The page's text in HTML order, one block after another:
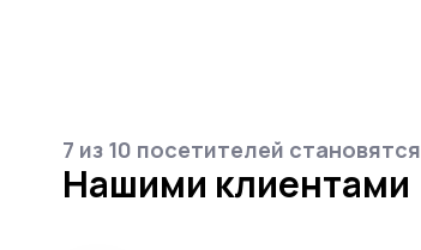
7 из 10 посетителей становятся
Нашими клиентами